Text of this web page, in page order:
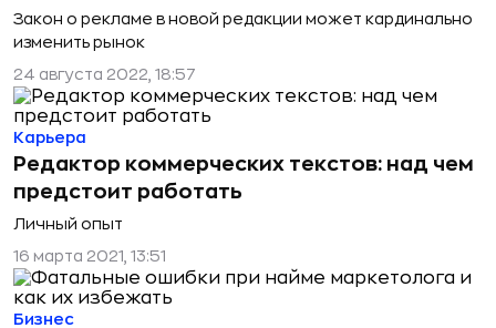
Закон о рекламе в новой редакции может кардинально
изменить рынок
24 августа 2022, 18:57
Редактор коммерческих текстов: над чем
предстоит работать
Личный опыт
Карьера
16 марта 2021, 13:51
Бизнес